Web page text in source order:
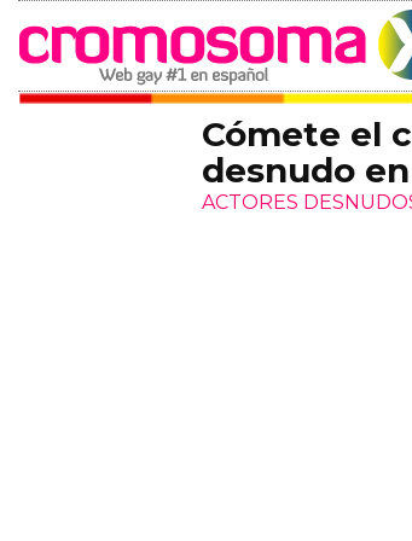
Cómete el
desnudo
ACTORES